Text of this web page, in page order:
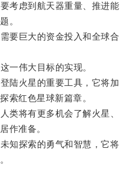
虑到航天器重量、推进能
。
巨大的资金投入和全球合
伟大目标的实现。
火星的重要工具，它将加
索红色星球新篇章。
将有更多机会了解火星、
作准备。
探索的勇气和智慧，它将